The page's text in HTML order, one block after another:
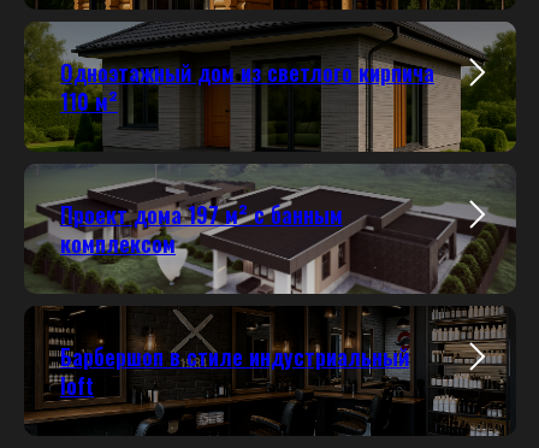
Одноэтажный дом из светлого кирпича
110 м²
Проект дома 197 м²с банным
комплексом
Барбершоп в стиле индустриальный
loft